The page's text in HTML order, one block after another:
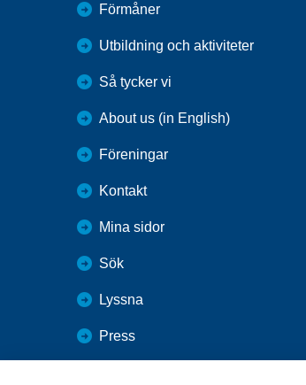
Förmåner
Utbildning och aktiviteter
Så tycker vi
About us (in English)
Föreningar
Kontakt
Mina sidor
Sök
Lyssna
Press